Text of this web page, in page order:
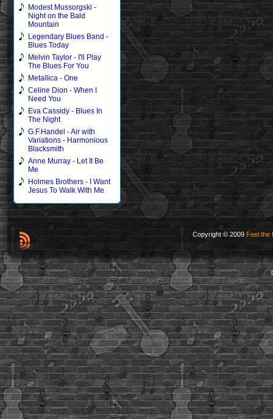
Modest Mussorgski -
Night on the Bald
Mountain
Legendary Blues Band -
Blues Today
Melvin Taylor - I'll Play
The Blues For You
Metallica - One
Celine Dion - When I
Need You
Eva Cassidy - Blues In
The Night
G.F.Handel - Air with
Variations - Harmonious
Blacksmith
Anne Murray - Let It Be
Me
Holmes Brothers - I Want
Jesus To Walk With Me
Copyright © 2009 Feel the